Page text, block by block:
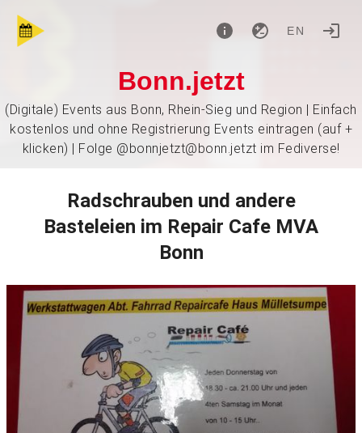
EN
Bonn.jetzt
(Digitale) Events aus Bonn, Rhein-Sieg und Region | Einfach
kostenlos und ohne Registrierung Events eintragen (auf +
klicken) | Folge @bonnjetzt@bonn.jetzt im Fediverse!
Radschrauben und andere
Basteleien im Repair Cafe MVA
Bonn